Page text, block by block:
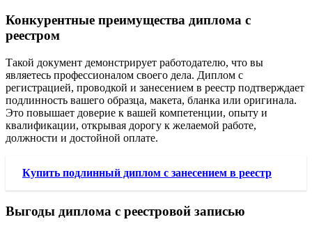
Конкурентные преимущества диплома с
реестром
Такой документ демонстрирует работодателю, что вы
являетесь профессионалом своего дела. Диплом с
регистрацией, проводкой и занесением в реестр подтверждает
подлинность вашего образца, макета, бланка или оригинала.
Это повышает доверие к вашей компетенции, опыту и
квалификации, открывая дорогу к желаемой работе,
должности и достойной оплате.
Купить подлинный диплом с занесением в реестр
Выгоды диплома с реестровой записью